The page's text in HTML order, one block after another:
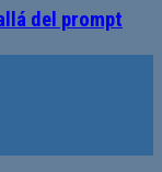
del prompt